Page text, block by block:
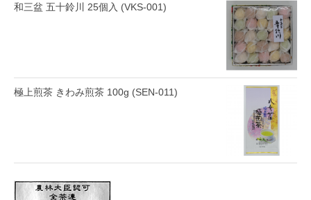
和三盆 五十鈴川 25個入 (VKS-001)
極上煎茶 きわみ煎茶 100g (SEN-011)